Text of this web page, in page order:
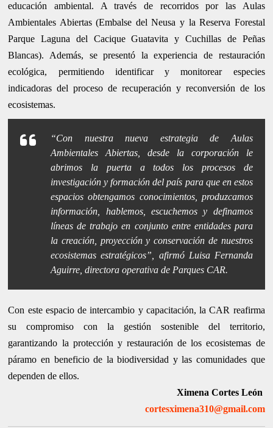
educación ambiental. A través de recorridos por las Aulas
Ambientales Abiertas (Embalse del Neusa y la Reserva Forestal
Parque Laguna del Cacique Guatavita y Cuchillas de Peñas
Blancas). Además, se presentó la experiencia de restauración
ecológica, permitiendo identificar y monitorear especies
indicadoras del proceso de recuperación y reconversión de los
ecosistemas.
“Con nuestra nueva estrategia de Aulas
Ambientales Abiertas, desde la corporación le
abrimos la puerta a todos los procesos de
investigación y formación del país para que en estos
espacios obtengamos conocimientos, produzcamos
información, hablemos, escuchemos y definamos
líneas de trabajo en conjunto entre entidades para
la creación, proyección y conservación de nuestros
ecosistemas estratégicos”, afirmó Luisa Fernanda
Aguirre, directora operativa de Parques CAR.
Con este espacio de intercambio y capacitación, la CAR reafirma
su compromiso con la gestión sostenible del territorio,
garantizando la protección y restauración de los ecosistemas de
páramo en beneficio de la biodiversidad y las comunidades que
dependen de ellos.
Ximena Cortes León
cortesximena310@gmail.com